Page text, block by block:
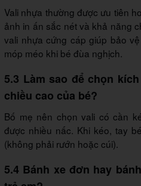
Vali nhựa thường được ưu tiên
ảnh in ấn sắc nét và khả năng
vali nhựa cứng cáp giúp bảo
móp méo khi bé đùa nghịch.
5.3 Làm sao để chọn
chiều cao của bé?
Bố mẹ nên chọn vali có cần
được nhiều nấc. Khi kéo, tay
(không phải rướn hoặc cúi).
5.4 Bánh xe đơn hay